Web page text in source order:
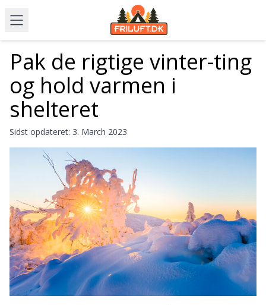
Pak de rigtige vinter-ting
og hold varmen i
shelteret
Sidst opdateret: 3. March 2023